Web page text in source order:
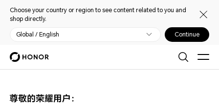
Choose your country or region to see content related to you and
shop directly.
Global / English Continue